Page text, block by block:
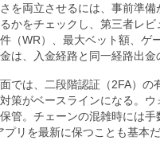
を両立させるには、事前準備
かをチェックし、第三者レ
（WR）、最大ベット額、ゲ
は、入金経路と同一経路出
では、二段階認証（2FA）の
策がベースラインになる。
管。チェーンの混雑時には
リを最新に保つことも基本だ